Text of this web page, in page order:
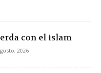
con el islam
2026